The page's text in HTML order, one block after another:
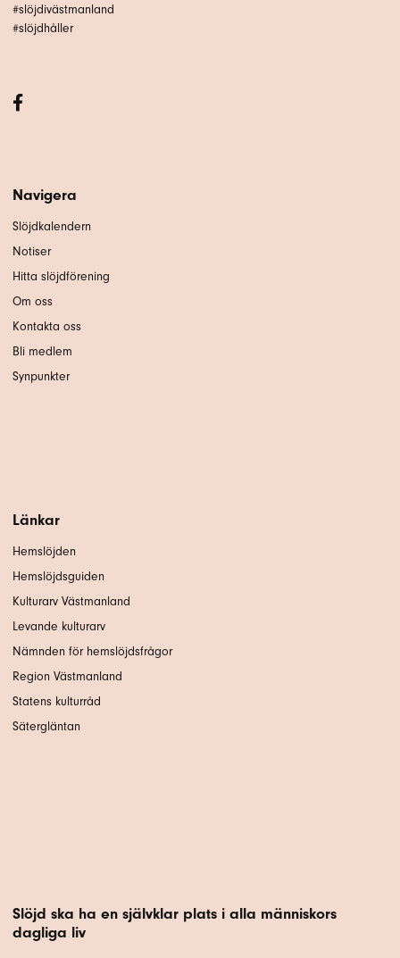
#slöjdivästmanland
#slöjdhåller
Navigera
Slöjdkalendern
Notiser
Hitta slöjdförening
Om oss
Kontakta oss
Bli medlem
Synpunkter
Länkar
Hemslöjden
Hemslöjdsguiden
Kulturarv Västmanland
Levande kulturarv
Nämnden för hemslöjdsfrågor
Region Västmanland
Statens kulturråd
Sätergläntan
Slöjd ska ha en självklar plats i alla människors
dagliga liv